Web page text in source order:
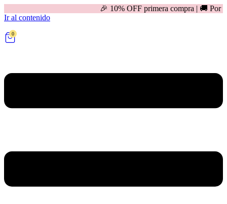
🎉 10% OFF primera compra | 🚚 Por compras
Ir al contenido
0